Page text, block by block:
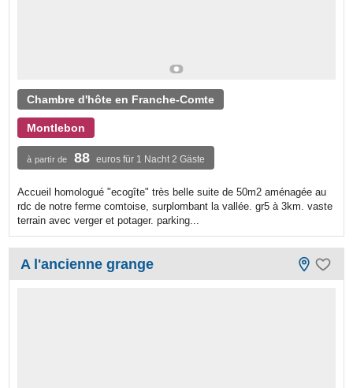
Chambre d'hôte en Franche-Comte
Montlebon
à partir de 88 euros für 1 Nacht 2 Gäste
Accueil homologué "ecogîte" très belle suite de 50m2 aménagée au
rdc de notre ferme comtoise, surplombant la vallée. gr5 à 3km. vaste
terrain avec verger et potager. parking...
A l'ancienne grange